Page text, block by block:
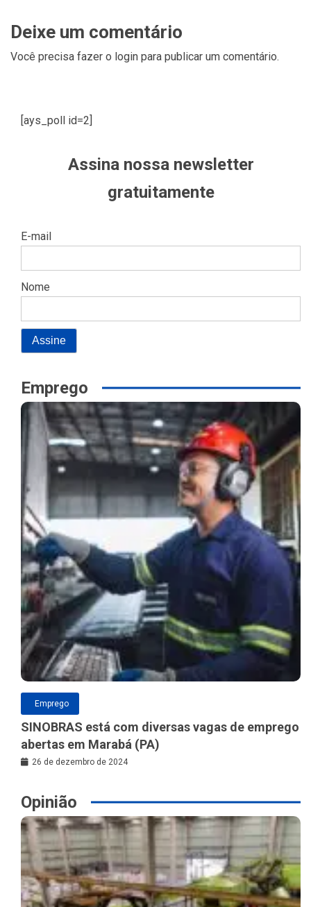
Deixe um comentário
Você precisa fazer o login para publicar um comentário.
[ays_poll id=2]
Assina nossa newsletter
gratuitamente
E-mail
Nome
Emprego
Emprego
SINOBRAS está com diversas vagas de emprego
abertas em Marabá (PA)
26 de dezembro de 2024
Opinião